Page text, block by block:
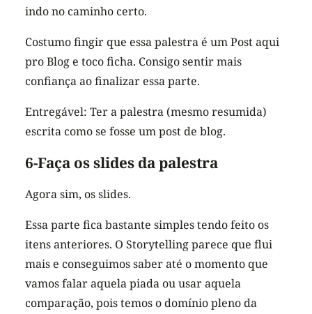
indo no caminho certo.
Costumo fingir que essa palestra é um Post aqui
pro Blog e toco ficha. Consigo sentir mais
confiança ao finalizar essa parte.
Entregável: Ter a palestra (mesmo resumida)
escrita como se fosse um post de blog.
6-Faça os slides da palestra
Agora sim, os slides.
Essa parte fica bastante simples tendo feito os
itens anteriores. O Storytelling parece que flui
mais e conseguimos saber até o momento que
vamos falar aquela piada ou usar aquela
comparação, pois temos o domínio pleno da